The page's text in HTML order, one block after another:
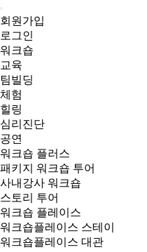
회원가입
로그인
워크숍
교육
팀빌딩
체험
힐링
심리진단
공연
워크숍 플러스
패키지 워크숍 투어
사내강사 워크숍
스토리 투어
워크숍 플레이스
워크숍플레이스 스테이
워크숍플레이스 대관